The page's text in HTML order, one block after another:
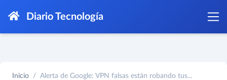
Diario Tecnología
Inicio Alerta de Google: VPN falsas están robando tus...